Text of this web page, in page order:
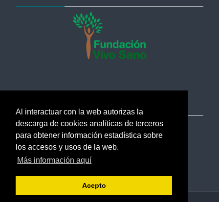
Al interactuar con la web autorizas la
descarga de cookies analíticas de terceros
para obtener información estadística sobre
los accesos y usos de la web.
Más información aquí
Acepto
Salta Ayuda
soporte@esi.academy
Ayuda
Verificar certificados